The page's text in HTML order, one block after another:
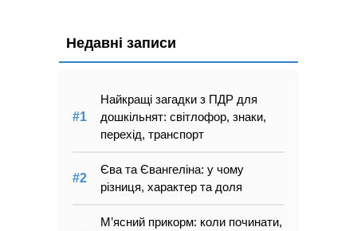
Недавні записи
Найкращі загадки з ПДР для
дошкільнят: світлофор, знаки,
перехід, транспорт
Єва та Євангеліна: у чому
різниця, характер та доля
М’ясний прикорм: коли починати,